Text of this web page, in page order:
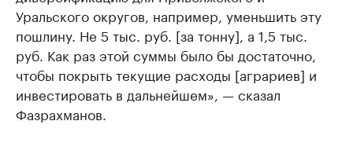
Уральского округов, например, уменьшить эту
пошлину. Не 5 тыс. руб. [за тонну], а 1,5 тыс.
руб. Как раз этой суммы было бы достаточно,
чтобы покрыть текущие расходы [аграриев] и
инвестировать в дальнейшем», — сказал
Фазрахманов.